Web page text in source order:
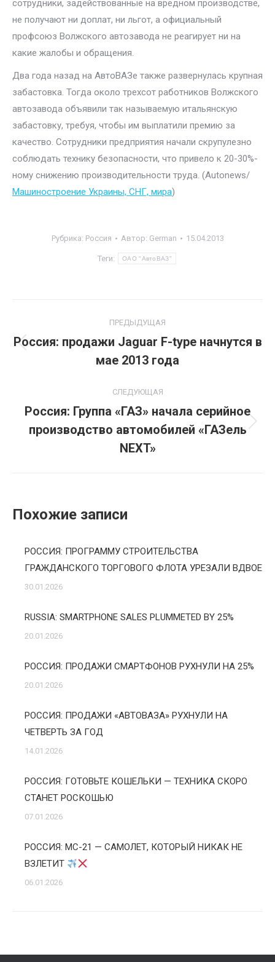
сотрудники, задействованные на вредном производстве,
не получают ни доплат, ни льгот, а официальный
профсоюз Волжского автозавода не реагирует ни на
какие жалобы и обращения.
Два года назад на АвтоВАЗе также развернулась крупная
забастовка. Тогда около трехсот работников Волжского
автозавода объявили так называемую итальянскую
забастовку, требуя, чтобы им выплатили премию за
качество. Сотрудники предприятия начали скрупулезно
соблюдать технику безопасности, что привело к 20-30%-
ному снижению производительности труда. (Autonews/
Машиностроение Украины, СНГ, мира)
Рубрика: Россия Автор: German 15.04.2013
Теги: ОАО "АвтоВАЗ"
по
ПРЕДЫДУЩАЯ
Предыдущая
запись:
Россия: продажи Jaguar F-type начнутся в
мае 2013 года
СЛЕДУЮЩАЯ
Следующая
запись:
Россия: Группа «ГАЗ» начала серийное
производство автомобилей «ГАЗель
NEXT»
Похожие записи
РОССИЯ: ПРОГРАММУ СТРОИТЕЛЬСТВА
ГРАЖДАНСКОГО ТОРГОВОГО ФЛОТА УРЕЗАЛИ ВДВОЕ
30.01.2026
RUSSIA: SMARTPHONE SALES PLUMMETED BY 25%
20.01.2026
РОССИЯ: ПРОДАЖИ СМАРТФОНОВ РУХНУЛИ НА 25%
20.01.2026
РОССИЯ: ПРОДАЖИ «АВТОВАЗА» РУХНУЛИ НА
ЧЕТВЕРТЬ ЗА ГОД
14.01.2026
РОССИЯ: ГОТОВЬТЕ КОШЕЛЬКИ — ТЕХНИКА СКОРО
СТАНЕТ РОСКОШЬЮ
07.01.2026
РОССИЯ: МС-21 — САМОЛЕТ, КОТОРЫЙ НИКАК НЕ
ВЗЛЕТИТ
06.01.2026